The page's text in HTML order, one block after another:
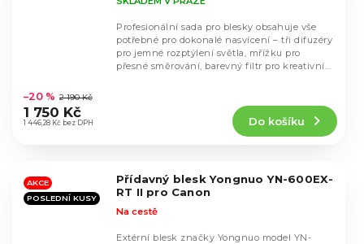
hodnocení
produktu
je
hvězdiček.
1 446,28 Kč bez DPH
–20 % 2 190 Kč
1 750 Kč
Do košíku
Profesionální sada pro blesky obsahuje vše
potřebné pro dokonalé nasvícení – tři difuzéry
pro jemné rozptýlení světla, mřížku pro
přesné směrování, barevný filtr pro kreativní...
AKCE
POSLEDNÍ KUSY
Přídavný blesk Yongnuo YN-600EX-
RT II pro Canon
Na cestě
Extérní blesk značky Yongnuo model YN-